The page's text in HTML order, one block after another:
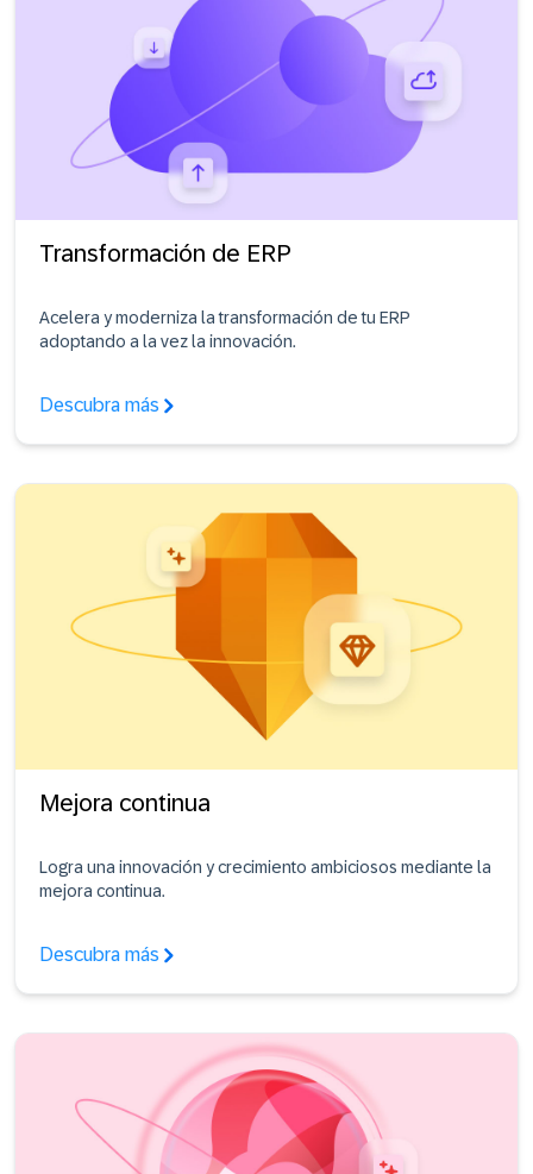
Transformación de ERP
Acelera y moderniza la transformación de tu ERP
adoptando a la vez la innovación.
Descubra más
Mejora continua
Logra una innovación y crecimiento ambiciosos mediante la
mejora continua.
Descubra más